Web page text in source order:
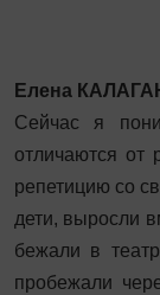
Елена
Сейчас я
отличаются от
репетицию со
дети, выросли
бежали в
пробежали